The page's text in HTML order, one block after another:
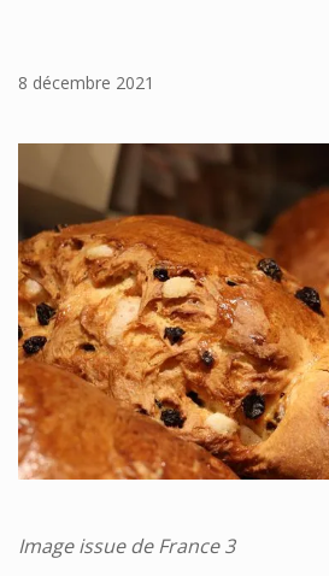
8 décembre 2021
Image issue de France 3